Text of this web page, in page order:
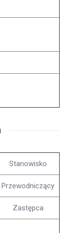
Stanowisko
Przewodniczący
Zastępca